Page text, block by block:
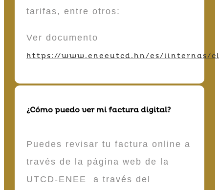
tarifas, entre otros:
Ver documento
https://www.eneeutcd.hn/es/iinternas/
¿Cómo puedo ver mi factura digital?
Puedes revisar tu factura online a
través de la página web de la
UTCD-ENEE a través del